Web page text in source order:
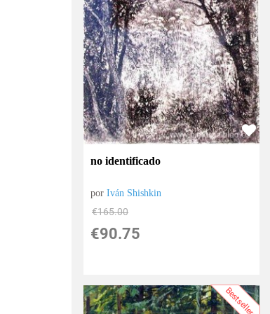
no identificado
porIván Shishkin
€165.00
€90.75
Bestsellers